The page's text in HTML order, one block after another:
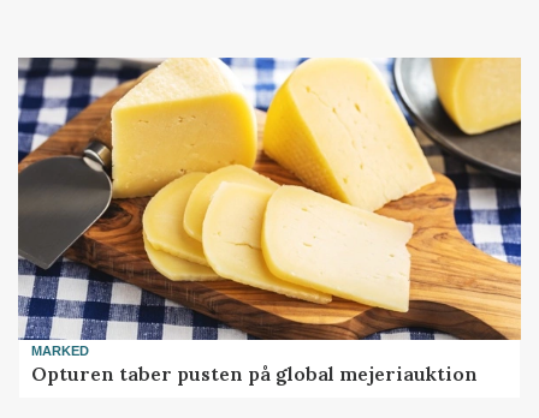
MARKED
Opturen taber pusten på global mejeriauktion